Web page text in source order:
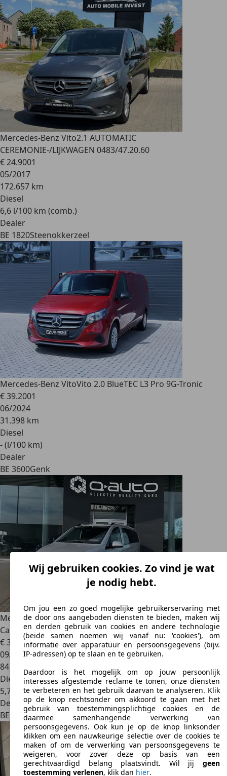
Mercedes-Benz Vito2.1 AUTOMATIC
CEREMONIE-/LIJKWAGEN 0483/47.20.60
€ 24.9001
05/2017
172.657 km
Diesel
6,6 l/100 km (comb.)
Dealer
BE 1820Steenokkerzeel
Mercedes-Benz VitoVito 2.0 BlueTEC L3 Pro 9G-Tronic
€ 39.2001
06/2024
31.398 km
Diesel
- (l/100 km)
Dealer
BE 3600Genk
Mercedes-Benz Vito114d Aut L3 Tourer 8pl of 5pl Dubbel
Cabine / GPS / Cam / Carplay / PDC / 17"
€ 34.5001
09/2021
84.500 km
Diesel
5,7 l/100 km (comb.)
Dealer
BE 8970Poperinge
Wij gebruiken cookies. Zo vind je wat
je nodig hebt.
Om jou een zo goed mogelijke gebruikerservaring met
de door ons aangeboden diensten te bieden, maken wij
en derden gebruik van cookies en andere technologie
(beide samen noemen wij vanaf nu: 'cookies'), om
informatie over apparatuur en persoonsgegevens (bijv.
IP-adressen) op te slaan en te gebruiken.
Daardoor is het mogelijk om op jouw persoonlijk
interesses afgestemde reclame te tonen, onze diensten
te verbeteren en het gebruik daarvan te analyseren. Klik
op de knop rechtsonder om akkoord te gaan met het
gebruik van toestemmingsplichtige cookies en de
daarmee samenhangende verwerking van
persoonsgegevens. Ook kun je op de knop linksonder
klikken om een nauwkeurige selectie over de cookies te
maken of om de verwerking van persoonsgegevens te
weigeren, voor zover deze op basis van een
gerechtvaardigd belang plaatsvindt. Wil jij geen
toestemming verlenen, klik dan hier.